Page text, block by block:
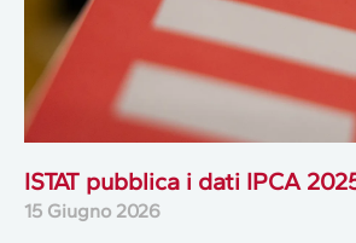
ISTAT pubblica i dati IPCA
15 Giugno 2026